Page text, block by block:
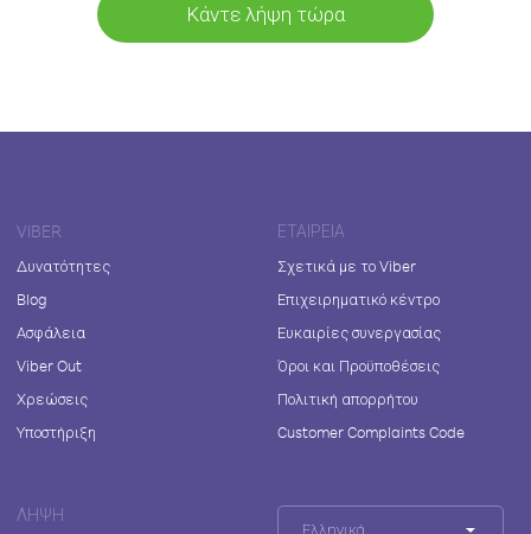
Κάντε λήψη τώρα
VIBER
Δυνατότητες
Blog
Ασφάλεια
Viber Out
Χρεώσεις
Υποστήριξη
ΕΤΑΙΡΕΊΑ
Σχετικά με το Viber
Επιχειρηματικό κέντρο
Ευκαιρίες συνεργασίας
Όροι και Προϋποθέσεις
Πολιτική απορρήτου
Customer Complaints Code
ΛΉΨΗ
Ελληνικά